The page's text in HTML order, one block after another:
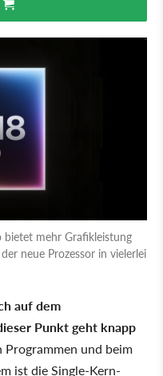
mehr Grafikleistung
neue Prozessor in vielerlei
auf dem
Punkt geht knapp
und beim
ist die Single-Kern-